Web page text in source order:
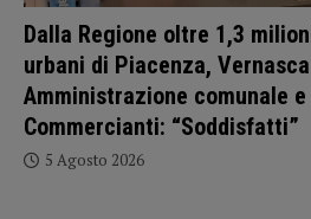
Dalla Regione oltre 1,3
urbani di Piacenza,
Amministrazione comunale e
Commercianti: “Soddisfatti”
5 Agosto 2026